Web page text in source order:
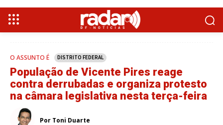
O ASSUNTO É DISTRITO FEDERAL
População de Vicente Pires reage
contra derrubadas e organiza protesto
na câmara legislativa nesta terça-feira
Por Toni Duarte